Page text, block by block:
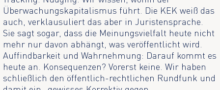
Überwachungskapitalismus führt. Die KEK weiß das
auch, verklausuliert das aber in Juristensprache.
Sie sagt sogar, dass die Meinungsvielfalt heute nicht
mehr nur davon abhängt, was veröffentlicht wird.
Auffindbarkeit und Wahrnehmung: Darauf kommt es
heute an. Konsequenzen? Vorerst keine. Wir haben
schließlich den öffentlich-rechtlichen Rundfunk und